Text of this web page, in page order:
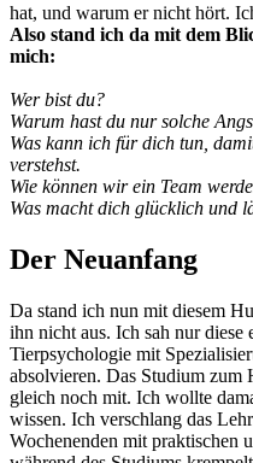
hat, und warum er nicht hört.
Also stand ich da mit dem
mich:
Wer bist du?
Warum hast du nur solche
Was kann ich für dich tun,
verstehst.
Wie können wir ein Team
Was macht dich glücklich und
Der Neuanfang
Da stand ich nun mit diesem
ihn nicht aus. Ich sah nur
Tierpsychologie mit
absolvieren. Das Studium zum
gleich noch mit. Ich wollte
wissen. Ich verschlang das
Wochenenden mit praktischen